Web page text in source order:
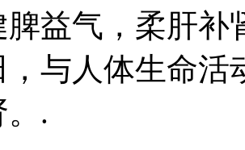
益气，柔肝补
，与人体生命
。.